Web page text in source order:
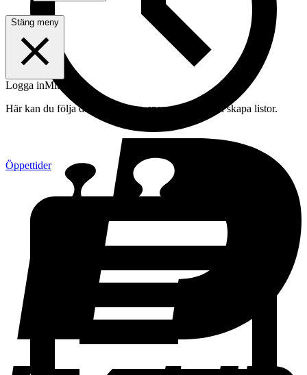
Öppettider
Stäng meny
Logga inMitt konto
Här kan du följa din beställning, spara drycker och skapa listor.